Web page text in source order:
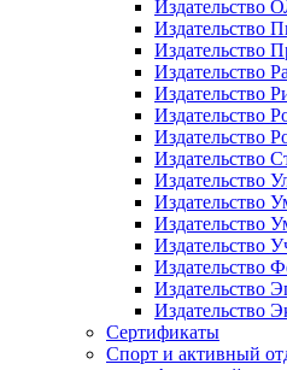
Издательство
Издательство
Издательство
Издательство
Издательство
Издательство
Издательство
Издательство
Издательство
Издательство
Издательство
Издательство
Издательство
Издательство
Издательство
Сертификаты
Спорт и активный